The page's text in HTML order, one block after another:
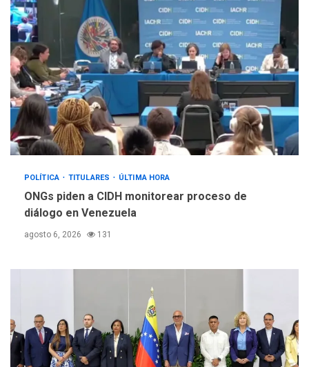
POLÍTICA TITULARES ÚLTIMA HORA
ONGs piden a CIDH monitorear proceso de
diálogo en Venezuela
agosto 6, 2026 131